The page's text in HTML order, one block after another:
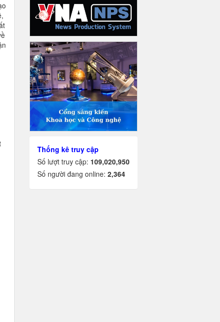
Thống kê truy cập
Số lượt truy cập: 109,020,950
Số người đang online: 2,364